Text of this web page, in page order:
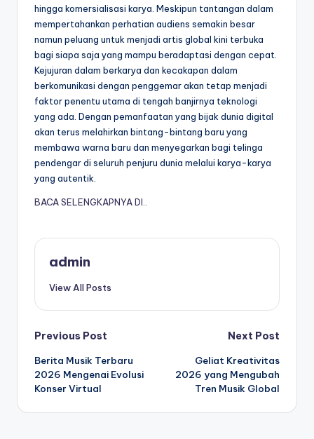
hingga komersialisasi karya. Meskipun tantangan dalam
mempertahankan perhatian audiens semakin besar
namun peluang untuk menjadi artis global kini terbuka
bagi siapa saja yang mampu beradaptasi dengan cepat.
Kejujuran dalam berkarya dan kecakapan dalam
berkomunikasi dengan penggemar akan tetap menjadi
faktor penentu utama di tengah banjirnya teknologi
yang ada. Dengan pemanfaatan yang bijak dunia digital
akan terus melahirkan bintang-bintang baru yang
membawa warna baru dan menyegarkan bagi telinga
pendengar di seluruh penjuru dunia melalui karya-karya
yang autentik.
BACA SELENGKAPNYA DI..
admin
View All Posts
Post
navigation
Previous Post
Berita Musik Terbaru
2026 Mengenai Evolusi
Konser Virtual
Next Post
Geliat Kreativitas
2026 yang Mengubah
Tren Musik Global